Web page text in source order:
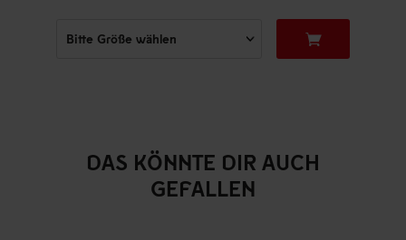
DAS KÖNNTE DIR AUCH
GEFALLEN